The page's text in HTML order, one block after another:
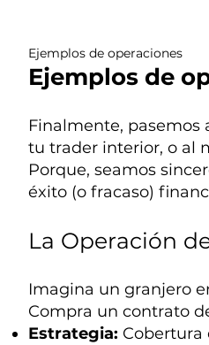
Ejemplos de operaciones
Ejemplos de
Finalmente, pasemos
tu trader interior, o al
Porque, seamos
éxito (o fracaso)
La Operación
Imagina un granjero
Compra un contrato
Estrategia: Cobertura